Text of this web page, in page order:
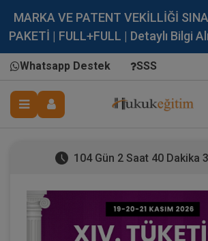
MARKA VE PATENT VEKİLLİĞİ
PAKETİ | FULL+FULL | Detaylı Bilgi
Whatsapp Destek SSS
104 Gün 2 Saat 40 Dakika